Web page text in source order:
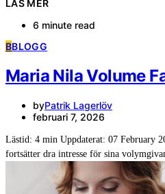
LÄS MER
6 minute read
BBLOGG
Maria Nila Volume
byPatrik Lagerlöv
februari 7, 2026
Lästid: 4 min Uppdaterat: 07 February
fortsätter dra intresse för sina